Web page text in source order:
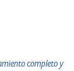
completo y